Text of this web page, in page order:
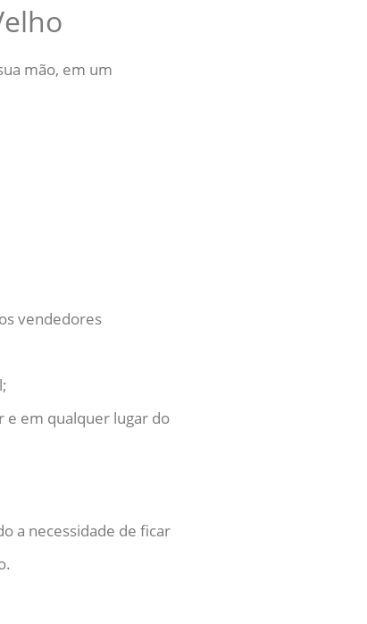
mão, em um
vendedores
e em qualquer lugar do
a necessidade de ficar